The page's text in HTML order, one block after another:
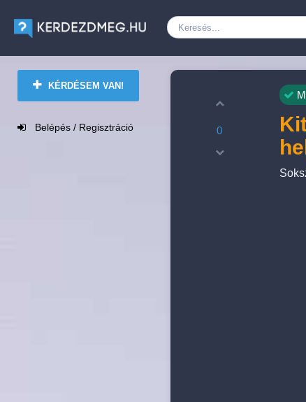
KÉRDÉSEM VAN!
Belépés / Regisztráció 0